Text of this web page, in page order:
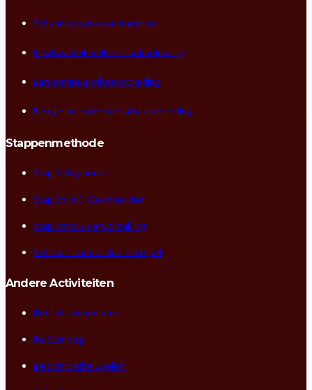
Schaaklessen voor kinderen
Een kwaliteitsvolle schaakopleiding
Een continue schaakopleiding
Een gestructureerde schaakopleiding
Stappenmethode
Stap 1: Beginners
Stap 2 t/m 3: Gevorderden
Stap 4 t/m 6: Vervolmaking
Schaken is meer dan een spel
Andere Activiteiten
Het schaakweekend
De SLimdag
De Slimpische Spelen